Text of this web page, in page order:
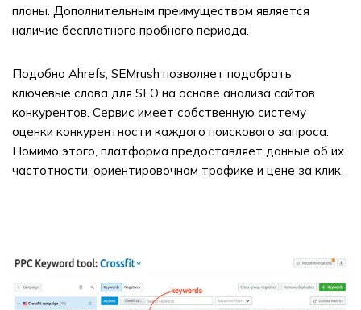
планы. Дополнительным преимуществом является
наличие бесплатного пробного периода.
Подобно Ahrefs, SEMrush позволяет подобрать
ключевые слова для SEO на основе анализа сайтов
конкурентов. Сервис имеет собственную систему
оценки конкурентности каждого поискового запроса.
Помимо этого, платформа предоставляет данные об их
частотности, ориентировочном трафике и цене за клик.